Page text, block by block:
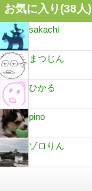
お気に入り(38人)
sakachi
まつじん
ひかる
pino
ゾロりん